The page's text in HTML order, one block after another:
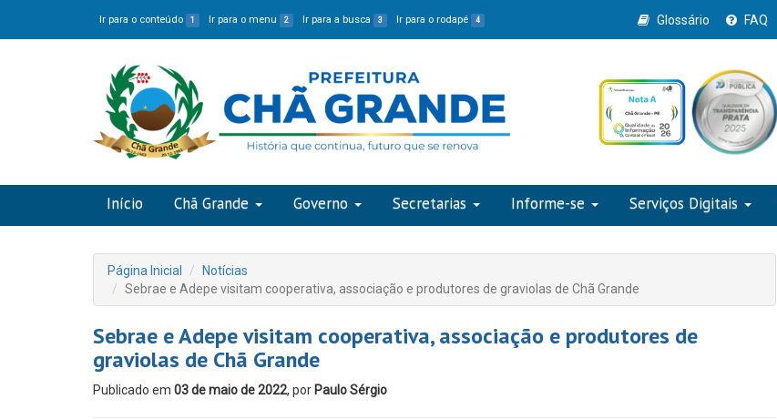
Ir para o conteúdo 1 Ir para o menu 2 Ir para a busca 3 Ir para o rodapé 4 Glossário FAQ
Início Chã Grande Governo Secretarias Informe-se Serviços Digitais
Página Inicial
Notícias
Sebrae e Adepe visitam cooperativa, associação e produtores de graviolas de Chã Grande
Sebrae e Adepe visitam cooperativa, associação e produtores de
graviolas de Chã Grande
Publicado em 03 de maio de 2022, por Paulo Sérgio